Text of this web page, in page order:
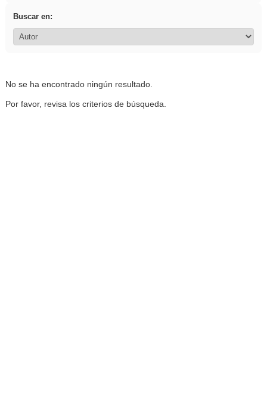
Buscar en:
No se ha encontrado ningún resultado.
Por favor, revisa los criterios de búsqueda.